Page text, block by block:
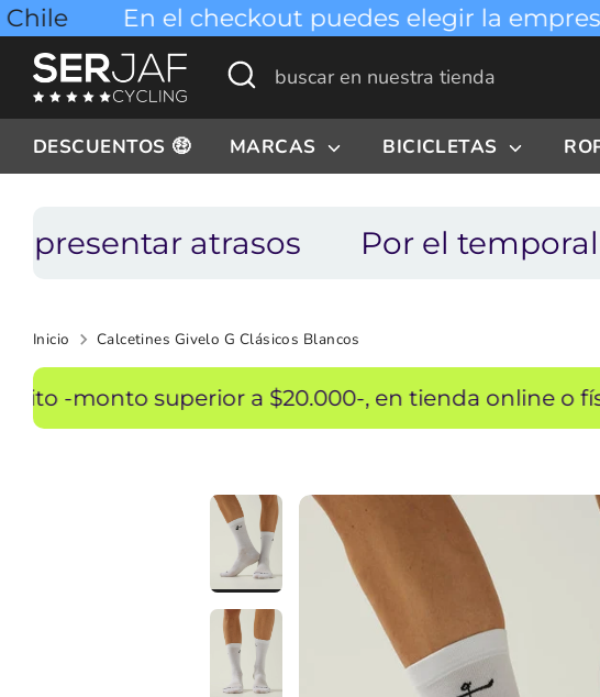
Ir
directamente
contenido
En el checkout puedes elegir la empresa de
Buscar
buscar
nuestra
tienda
DESCUENTOS 🤑 MARCAS BICICLETAS
atrasos Por el temporal los
Inicio Calcetines Givelo G Clásicos Blancos
superior a $20.000-, en tienda online o física